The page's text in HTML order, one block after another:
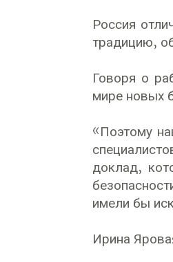
Россия
традицию,
Говоря о
мире новых
«Поэтому
доклад,
имели бы
Ирина